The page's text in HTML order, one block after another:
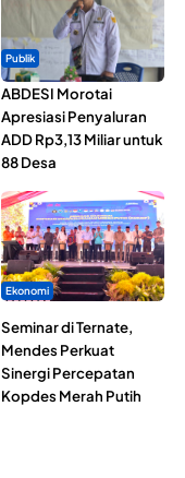
Publik
ABDESI Morotai
Apresiasi Penyaluran
ADD Rp3,13 Miliar untuk
88 Desa
Ekonomi
Seminar di Ternate,
Mendes Perkuat
Sinergi Percepatan
Kopdes Merah Putih